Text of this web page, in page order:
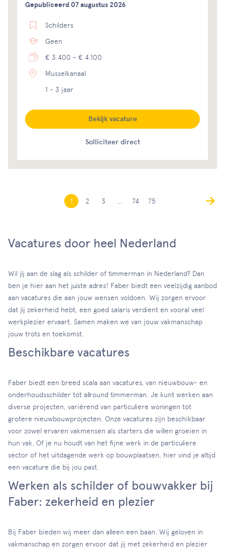
Gepubliceerd 07 augustus 2026
Schilders
Geen
€ 3.400 - € 4.100
Musselkanaal
1 - 3 jaar
Solliciteer direct
Bekijk vacature
1 2 3 74 75
Vacatures door heel Nederland
Wil jij aan de slag als schilder of timmerman in Nederland? Dan
ben je hier aan het juiste adres! Faber biedt een veelzijdig aanbod
aan vacatures die aan jouw wensen voldoen. Wij zorgen ervoor
dat jij zekerheid hebt, een goed salaris verdient en vooral veel
werkplezier ervaart. Samen maken we van jouw vakmanschap
jouw trots en toekomst.
Beschikbare vacatures
Faber biedt een breed scala aan vacatures, van nieuwbouw- en
onderhoudsschilder tot allround timmerman. Je kunt werken aan
diverse projecten, variërend van particuliere woningen tot
grotere nieuwbouwprojecten. Onze vacatures zijn beschikbaar
voor zowel ervaren vakmensen als starters die willen groeien in
hun vak. Of je nu houdt van het fijne werk in de particuliere
sector of het uitdagende werk op bouwplaatsen, hier vind je altijd
een vacature die bij jou past.
Werken als schilder of bouwvakker bij
Faber: zekerheid en plezier
Bij Faber bieden wij meer dan alleen een baan. Wij geloven in
vakmanschap en zorgen ervoor dat jij met zekerheid en plezier